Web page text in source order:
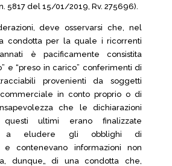
5817 del 15/01/2019, Rv. 275696).
deve osservarsi che, nel
condotta per la quale i ricorrenti
è pacificamente consistita
e “preso in carico” conferimenti di
provenienti da soggetti
in conto proprio o di
che le dichiarazioni
ultimi erano finalizzate
a eludere gli obblighi di
e contenevano informazioni non
dunque„ di una condotta che,